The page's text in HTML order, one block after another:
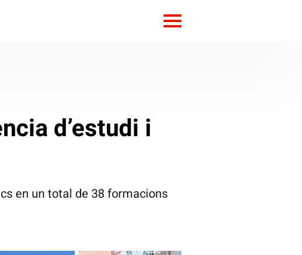
d’estudi i
en un total de 38 formacions